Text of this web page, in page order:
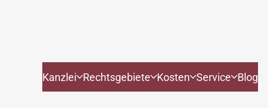
Kanzlei Rechtsgebiete Kosten Service Blog